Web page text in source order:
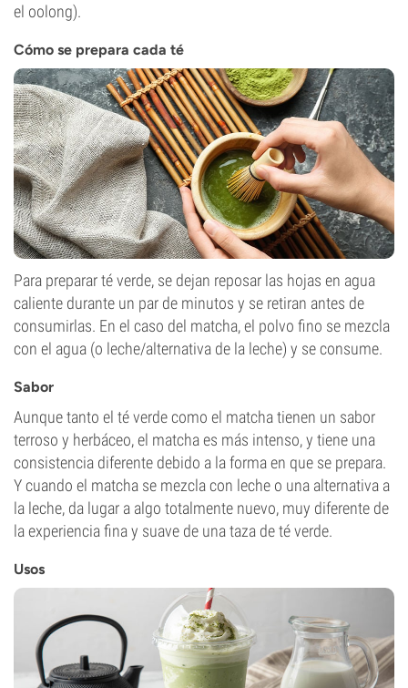
el oolong).
Cómo se prepara cada té
Para preparar té verde, se dejan reposar las hojas en agua
caliente durante un par de minutos y se retiran antes de
consumirlas. En el caso del matcha, el polvo fino se mezcla
con el agua (o leche/alternativa de la leche) y se consume.
Sabor
Aunque tanto el té verde como el matcha tienen un sabor
terroso y herbáceo, el matcha es más intenso, y tiene una
consistencia diferente debido a la forma en que se prepara.
Y cuando el matcha se mezcla con leche o una alternativa a
la leche, da lugar a algo totalmente nuevo, muy diferente de
la experiencia fina y suave de una taza de té verde.
Usos